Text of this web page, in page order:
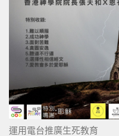
運用電台推廣生死教育